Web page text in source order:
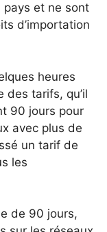
pays et ne sont
d’importation
heures
tarifs, qu’il
90 jours pour
avec plus de
un tarif de
les
de 90 jours,